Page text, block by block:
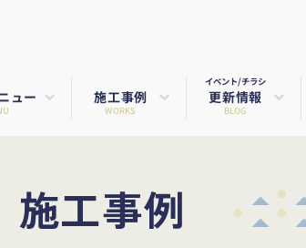
ュー 施工事例
WORKS
イベント/チラシ
更新情報
BLOG
施工事例